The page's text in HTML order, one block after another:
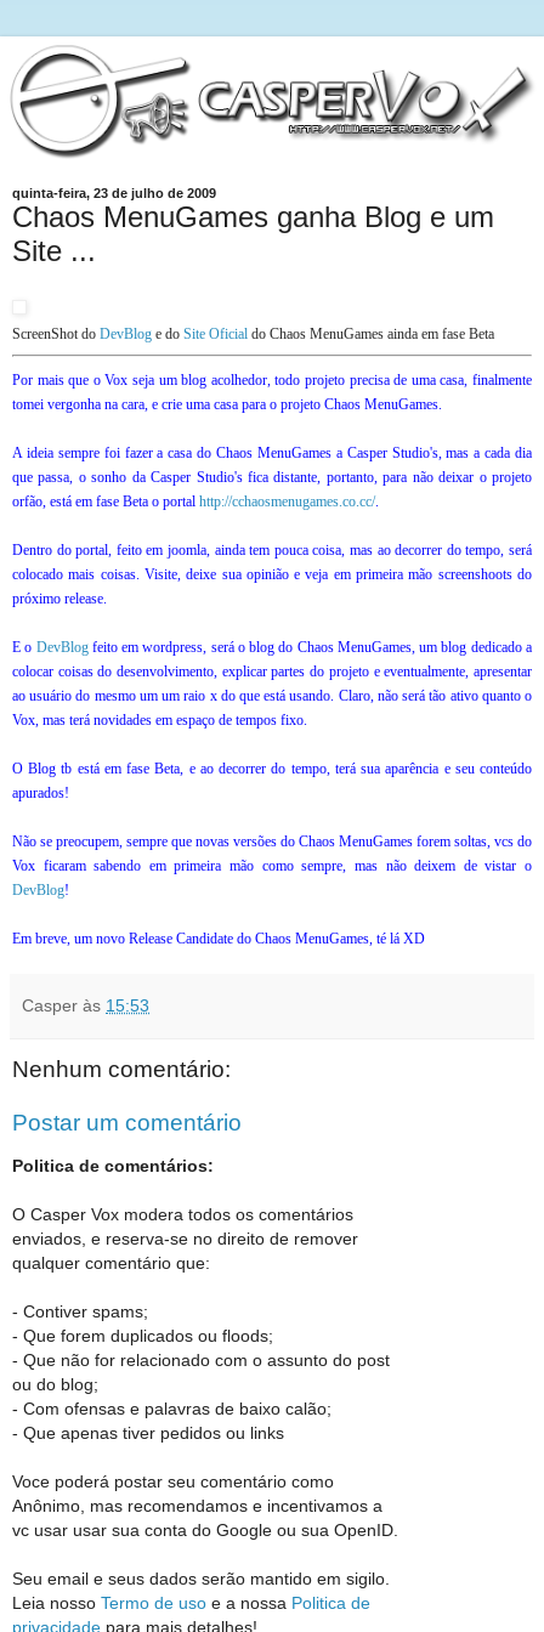
quinta-feira, 23 de julho de 2009
Chaos MenuGames ganha Blog e um
Site ...
ScreenShot do DevBlog e do Site Oficial do Chaos MenuGames ainda em fase Beta
Por mais que o Vox seja um blog acolhedor, todo projeto precisa de uma casa, finalmente
tomei vergonha na cara, e crie uma casa para o projeto Chaos MenuGames.
A ideia sempre foi fazer a casa do Chaos MenuGames a Casper Studio's, mas a cada dia
que passa, o sonho da Casper Studio's fica distante, portanto, para não deixar o projeto
orfão, está em fase Beta o portal http://cchaosmenugames.co.cc/.
Dentro do portal, feito em joomla, ainda tem pouca coisa, mas ao decorrer do tempo, será
colocado mais coisas. Visite, deixe sua opinião e veja em primeira mão screenshoots do
próximo release.
E o DevBlogfeito em wordpress, será o blog do Chaos MenuGames, um blog dedicado a
colocar coisas do desenvolvimento, explicar partes do projeto e eventualmente, apresentar
ao usuário do mesmo um um raio x do que está usando. Claro, não será tão ativo quanto o
Vox, mas terá novidades em espaço de tempos fixo.
O Blog tb está em fase Beta, e ao decorrer do tempo, terá sua aparência e seu conteúdo
apurados!
Não se preocupem, sempre que novas versões do Chaos MenuGames forem soltas, vcs do
Vox ficaram sabendo em primeira mão como sempre, mas não deixem de vistar o
DevBlog!
Em breve, um novo Release Candidate do Chaos MenuGames, té lá XD
Casper às 15:53
Nenhum comentário:
Postar um comentário
Politica de comentários:
O Casper Vox modera todos os comentários
enviados, e reserva-se no direito de remover
qualquer comentário que:
- Contiver spams;
- Que forem duplicados ou floods;
- Que não for relacionado com o assunto do post
ou do blog;
- Com ofensas e palavras de baixo calão;
- Que apenas tiver pedidos ou links
Voce poderá postar seu comentário como
Anônimo, mas recomendamos e incentivamos a
vc usar usar sua conta do Google ou sua OpenID.
Seu email e seus dados serão mantido em sigilo.
Leia nosso Termo de uso e a nossa Politica de
privacidade para mais detalhes!